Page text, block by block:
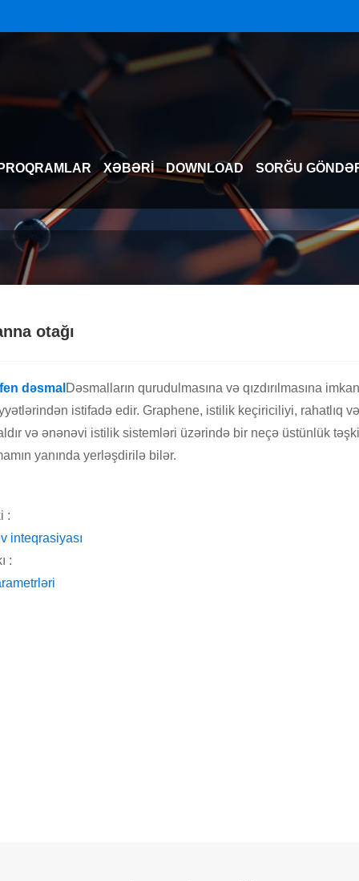
XƏBƏRI DOWNLOAD SORĞU
otağı
dəsmal Dəsmalların qurudulmasına və qızdırılmasına
istifadə edir. Graphene, istilik keçiriciliyi, rahatlıq
və ənənəvi istilik sistemləri üzərində bir neçə üstünlük
yanında yerləşdirilə bilər.
:
inteqrasiyası
: